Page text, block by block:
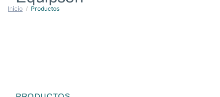
Inicio Productos